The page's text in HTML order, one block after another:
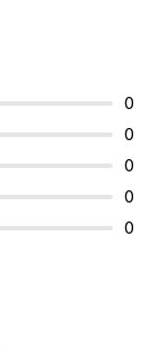
0
0
0
0
0